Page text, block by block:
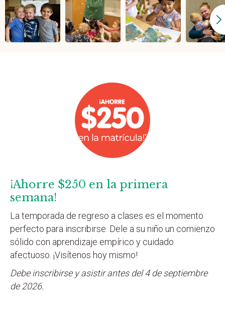
¡Ahorre $250 en la primera
semana!
La temporada de regreso a clases es el momento
perfecto para inscribirse. Dele a su niño un comienzo
sólido con aprendizaje empírico y cuidado
afectuoso. ¡Visítenos hoy mismo!
Debe inscribirse y asistir antes del 4 de septiembre
de 2026.